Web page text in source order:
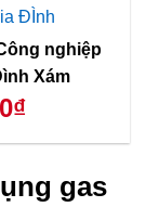
nghiệp
Xám
gas